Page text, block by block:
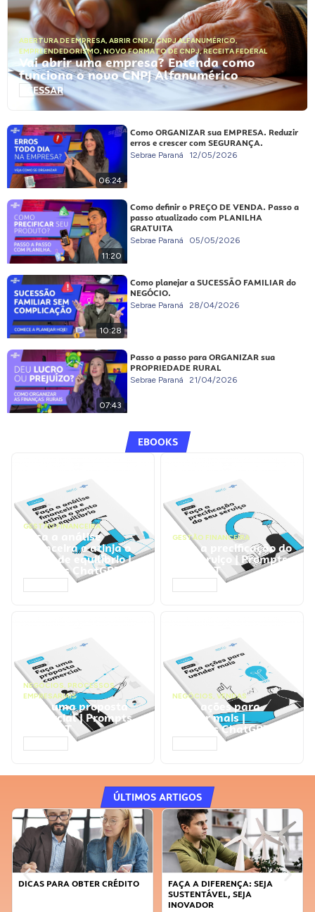
ABERTURA DE EMPRESA, ABRIR CNPJ,CNPJ ALFANUMÉRICO,
EMPREENDEDORISMO, NOVO FORMATO DE CNPJ,RECEITA FEDERAL
Vai abrir uma empresa? Entenda como
funciona o novo CNPJ Alfanumérico
ACESSAR
06:24
Como ORGANIZAR sua EMPRESA. Reduzir
erros e crescer com SEGURANÇA.
Sebrae Paraná 12/05/2026
11:20
Como definir o PREÇO DE VENDA. Passo a
passo atualizado com PLANILHA
GRATUITA
Sebrae Paraná 05/05/2026
10:28
Como planejar a SUCESSÃO FAMILIAR do
NEGÓCIO.
Sebrae Paraná 28/04/2026
07:43
Passo a passo para ORGANIZAR sua
PROPRIEDADE RURAL
Sebrae Paraná 21/04/2026
EBOOKS
GESTÃO FINANCEIRA
Faça a análise
financeira e atinja o
ponto de equilíbrio |
Prompts ChatGPT
GESTÃO FINANCEIRA
Faça a precificação do
seu serviço | Prompts
ChatGPT
NEGÓCIOS, PROCESSOS
EMPRESARIAIS
Faça uma proposta
comercial | Prompts
ChatGPT
NEGÓCIOS, VENDAS
Faça ações para
vender mais |
Prompts ChatGPT
ÚLTIMOS ARTIGOS
DICAS PARA OBTER CRÉDITO
FAÇA A DIFERENÇA: SEJA
SUSTENTÁVEL, SEJA
INOVADOR